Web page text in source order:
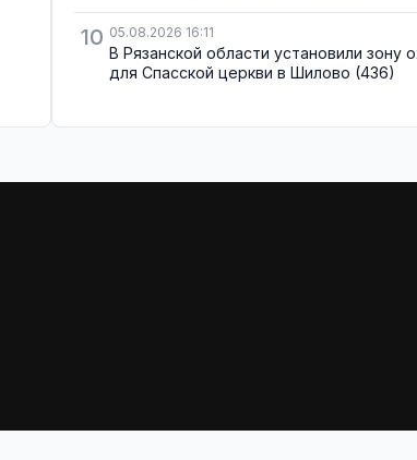
10 05.08.2026 16:11
В Рязанской области установили зону
для Спасской церкви в Шилово (436)